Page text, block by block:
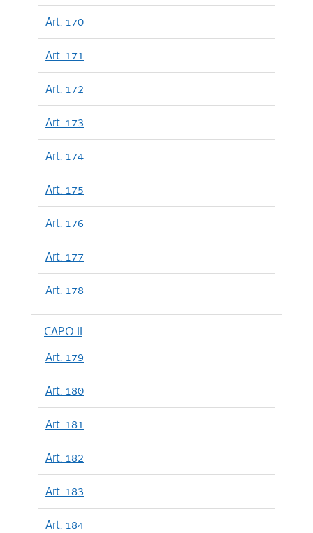
Art. 170
Art. 171
Art. 172
Art. 173
Art. 174
Art. 175
Art. 176
Art. 177
Art. 178
CAPO II
Art. 179
Art. 180
Art. 181
Art. 182
Art. 183
Art. 184